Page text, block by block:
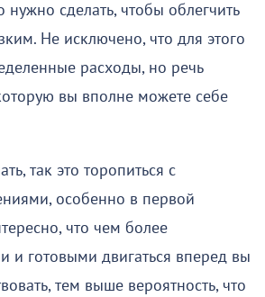
нужно сделать, чтобы облегчить
Не исключено, что для этого
расходы, но речь
вы вполне можете себе
так это торопиться с
особенно в первой
что чем более
и готовыми двигаться вперед вы
тем выше вероятность, что